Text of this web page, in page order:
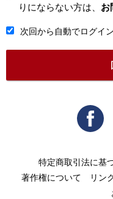
りにならない方は、 お
次回から自動でログイ
特定商取引法に基
著作権について
リン